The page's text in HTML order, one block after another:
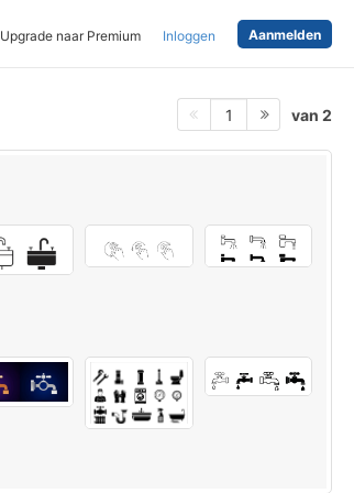
Upgrade naar Premium Inloggen Aanmelden
1 van 2